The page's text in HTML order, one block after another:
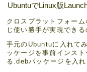
UbuntuでLinux版
クロスプラットフォー
じ使い勝手が実現できる
手元のUbuntuに入れて
ッケージを事前インス
る.debパッケージを入れ